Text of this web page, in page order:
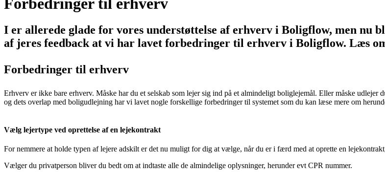
Forbedringer til erhverv
I er allerede glade for vores understøttelse af erhverv i Boligflow, men nu
af jeres feedback at vi har lavet forbedringer til erhverv i Boligflow. Læs
Forbedringer til erhverv
Erhverv er ikke bare erhverv. Måske har du et selskab som lejer sig ind på et almindeligt boliglejemål. Eller måske
og dets overlap med boligudlejning har vi lavet nogle forskellige forbedringer til systemet som du kan læse mere om
Vælg lejertype ved oprettelse af en lejekontrakt
For nemmere at holde typen af lejere adskilt er det nu muligt for dig at vælge, når du er i færd med at oprette en
Vælger du privatperson bliver du bedt om at indtaste alle de almindelige oplysninger, herunder evt CPR nummer.